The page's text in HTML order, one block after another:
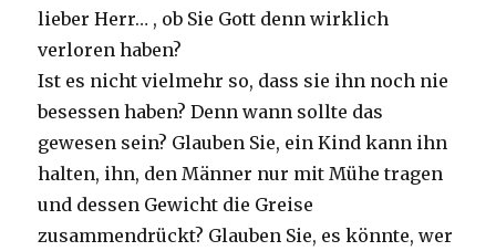
lieber Herr… , ob Sie Gott denn wirklich
verloren haben?
Ist es nicht vielmehr so, dass sie ihn noch nie
besessen haben? Denn wann sollte das
gewesen sein? Glauben Sie, ein Kind kann ihn
halten, ihn, den Männer nur mit Mühe tragen
und dessen Gewicht die Greise
zusammendrückt? Glauben Sie, es könnte, wer